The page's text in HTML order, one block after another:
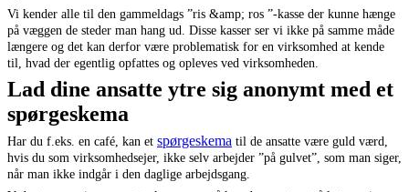
Vi kender alle til den gammeldags ”ris &amp; ros ”-kasse der kunne hænge
på væggen de steder man hang ud. Disse kasser ser vi ikke på samme måde
længere og det kan derfor være problematisk for en virksomhed at kende
til, hvad der egentlig opfattes og opleves ved virksomheden.
Lad dine ansatte ytre sig anonymt med et
spørgeskema
Har du f.eks. en café, kan et spørgeskema til de ansatte være guld værd,
hvis du som virksomhedsejer, ikke selv arbejder ”på gulvet”, som man siger,
når man ikke indgår i den daglige arbejdsgang.